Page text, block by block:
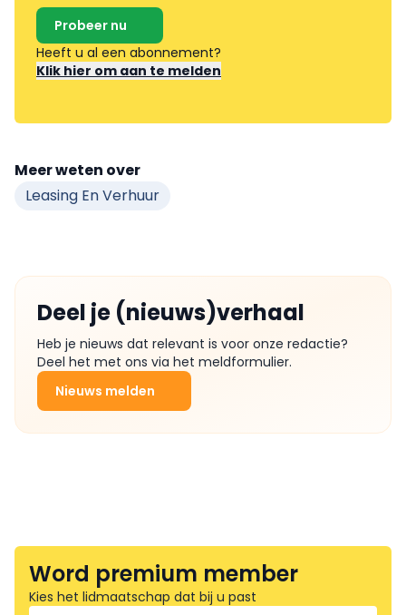
Probeer nu
Heeft u al een abonnement?
Klik hier om aan te melden
Meer weten over
Leasing En Verhuur
Deel je (nieuws)verhaal
Heb je nieuws dat relevant is voor onze redactie?
Deel het met ons via het meldformulier.
Nieuws melden
Word premium member
Kies het lidmaatschap dat bij u past